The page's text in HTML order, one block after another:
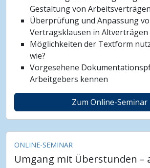
Gestaltung von Arbeitsverträgen
Überprüfung und Anpassung
Vertragsklausen in Altverträgen
Möglichkeiten der Textform
wie?
Vorgesehene
Arbeitgebers kennen
Zum Online-Seminar
ONLINE-SEMINAR
Umgang mit Überstunden –